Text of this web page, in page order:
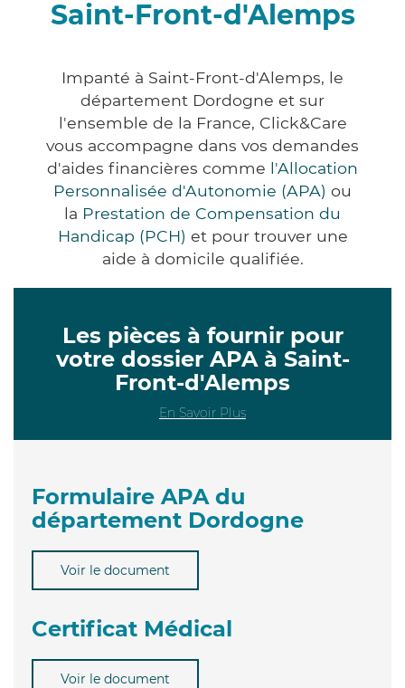
Saint-Front-d'Alemps
Impanté à Saint-Front-d'Alemps, le
département Dordogne et sur
l'ensemble de la France, Click&Care
vous accompagne dans vos demandes
d'aides financières comme l'Allocation
Personnalisée d'Autonomie (APA) ou
la Prestation de Compensation du
Handicap (PCH) et pour trouver une
aide à domicile qualifiée.
Les pièces à fournir pour
votre dossier APA à Saint-
Front-d'Alemps
En Savoir Plus
Formulaire APA du
département Dordogne
Voir le document
Certificat Médical
Voir le document